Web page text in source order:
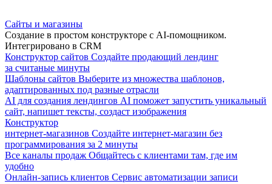
Сайты и магазины
Создание в простом конструкторе с AI-помощником.
Интегрировано в CRM
Конструктор сайтов Создайте продающий лендинг
за считаные минуты
Шаблоны сайтов Выберите из множества шаблонов,
адаптированных под разные отрасли
AI для создания лендингов AI поможет запустить уникальный
сайт, напишет тексты, создаст изображения
Конструктор
интернет-магазинов Создайте интернет-магазин без
программирования за 2 минуты
Все каналы продаж Общайтесь с клиентами там, где им
удобно
Онлайн-запись клиентов Сервис автоматизации записи